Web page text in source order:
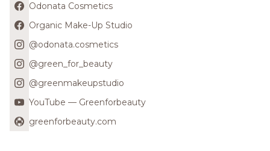
Odonata Cosmetics
Organic Make-Up Studio
@odonata.cosmetics
@green_for_beauty
@greenmakeupstudio
YouTube — Greenforbeauty
greenforbeauty.com